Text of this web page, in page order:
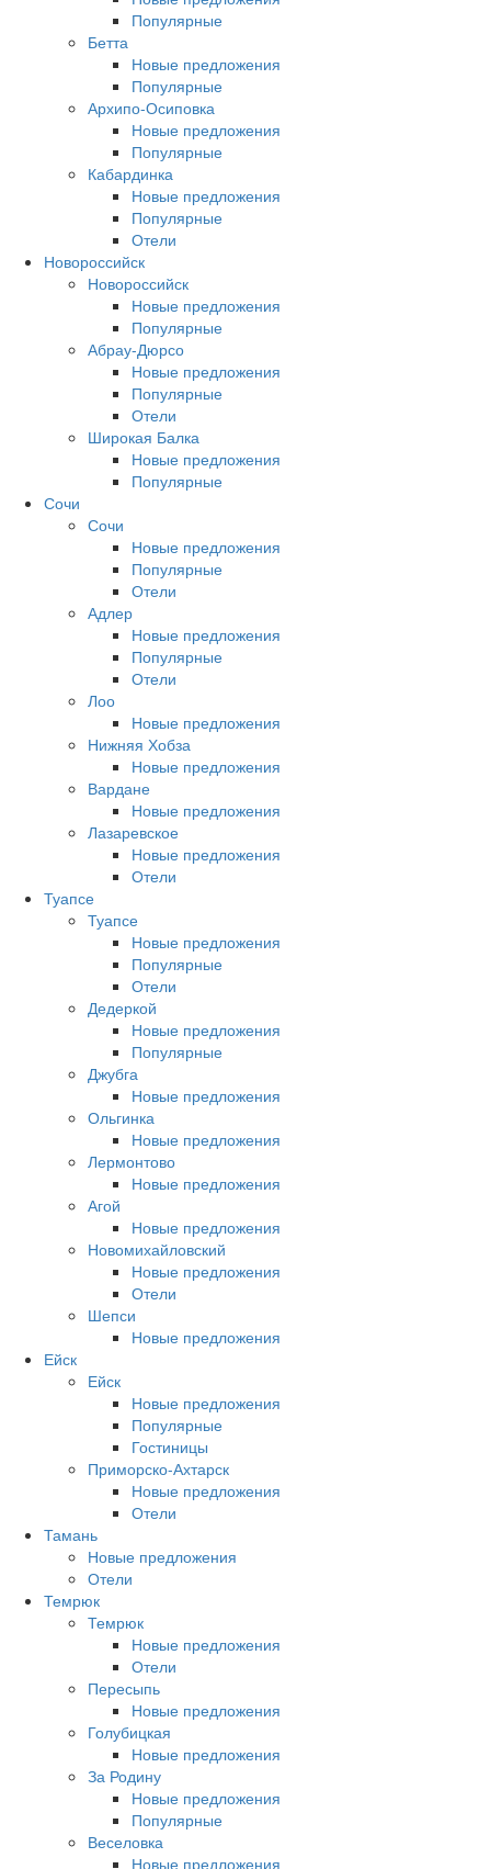
Популярные
Бетта
Новые предложения
Популярные
Архипо-Осиповка
Новые предложения
Популярные
Кабардинка
Новые предложения
Популярные
Отели
Новороссийск
Новороссийск
Новые предложения
Популярные
Абрау-Дюрсо
Новые предложения
Популярные
Отели
Широкая Балка
Новые предложения
Популярные
Сочи
Сочи
Новые предложения
Популярные
Отели
Адлер
Новые предложения
Популярные
Отели
Лоо
Новые предложения
Нижняя Хобза
Новые предложения
Вардане
Новые предложения
Лазаревское
Новые предложения
Отели
Туапсе
Туапсе
Новые предложения
Популярные
Отели
Дедеркой
Новые предложения
Популярные
Джубга
Новые предложения
Ольгинка
Новые предложения
Лермонтово
Новые предложения
Агой
Новые предложения
Новомихайловский
Новые предложения
Отели
Шепси
Новые предложения
Ейск
Ейск
Новые предложения
Популярные
Гостиницы
Приморско-Ахтарск
Новые предложения
Отели
Тамань
Новые предложения
Отели
Темрюк
Темрюк
Новые предложения
Отели
Пересыпь
Новые предложения
Голубицкая
Новые предложения
За Родину
Новые предложения
Популярные
Веселовка
Новые предложения